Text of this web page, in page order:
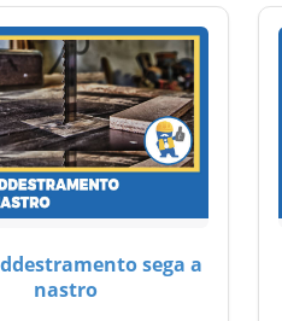
sega a
nastro